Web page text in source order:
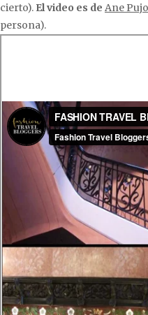
cierto). El video es de Ane
persona).